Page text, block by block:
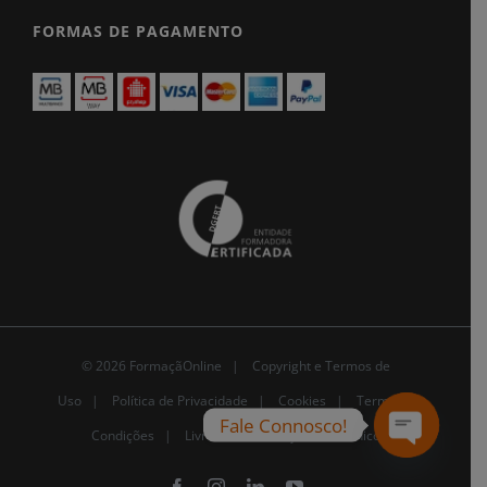
FORMAS DE PAGAMENTO
© 2026 FormaçãOnline |
Copyright e Termos de
Uso| Política de Privacidade | Cookies |
Termos e
Condições |
Livro de Reclamações Eletrónico
Fale Connosco!